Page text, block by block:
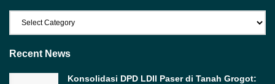
Recent News
Konsolidasi DPD LDII Paser di Tanah Grogot: